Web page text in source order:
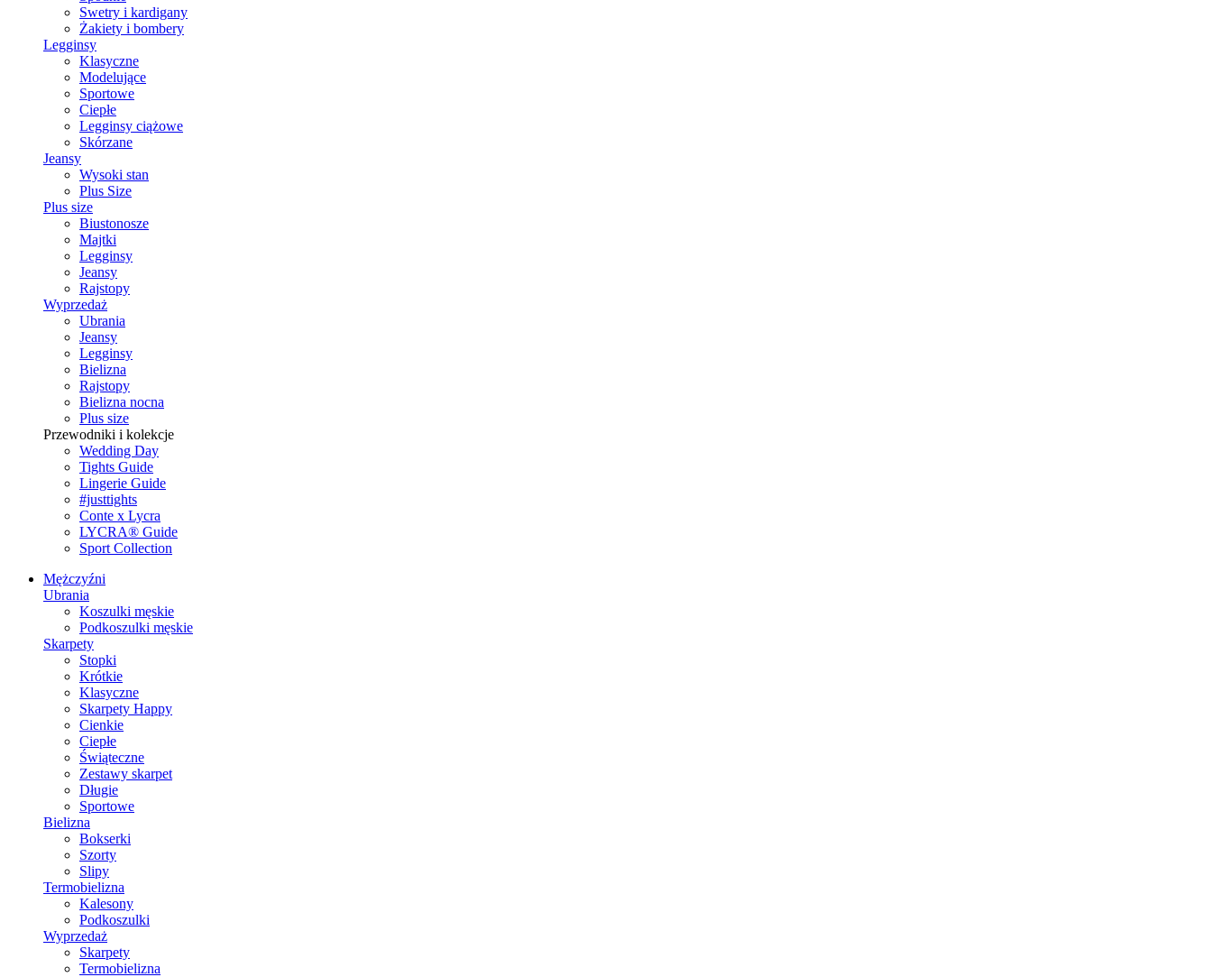
Swetry i kardigany
Żakiety i bombery
Legginsy
Klasyczne
Modelujące
Sportowe
Ciepłe
Legginsy ciążowe
Skórzane
Jeansy
Wysoki stan
Plus Size
Plus size
Biustonosze
Majtki
Legginsy
Jeansy
Rajstopy
Wyprzedaż
Ubrania
Jeansy
Legginsy
Bielizna
Rajstopy
Bielizna nocna
Plus size
Przewodniki i kolekcje
Wedding Day
Tights Guide
Lingerie Guide
#justtights
Conte x Lycra
LYCRA® Guide
Sport Сollection
Mężczyźni
Ubrania
Koszulki męskie
Podkoszulki męskie
Skarpety
Stopki
Krótkie
Klasyczne
Skarpety Happy
Cienkie
Ciepłe
Świąteczne
Zestawy skarpet
Długie
Sportowe
Bielizna
Bokserki
Szorty
Slipy
Termobielizna
Kalesony
Podkoszulki
Wyprzedaż
Skarpety
Termobielizna